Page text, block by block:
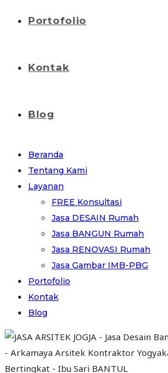
Portofolio
Kontak
Blog
Beranda
Tentang Kami
Layanan
FREE Konsultasi
Jasa DESAIN Rumah
Jasa BANGUN Rumah
Jasa RENOVASI Rumah
Jasa Gambar IMB-PBG
Portofolio
Kontak
Blog